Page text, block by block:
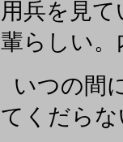
用兵を見
輩らしい。
いつの間
てくだら